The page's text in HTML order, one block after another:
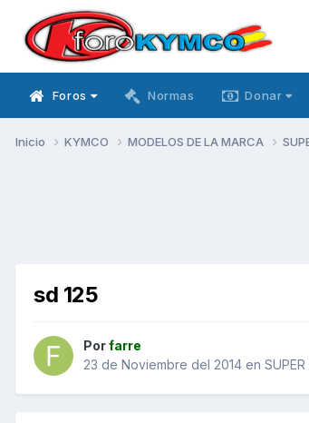
Foros Normas Donar
Inicio KYMCO MODELOS DE LA MARCA
sd 125
Porfarre
23 de Noviembre del 2014 en SUPER